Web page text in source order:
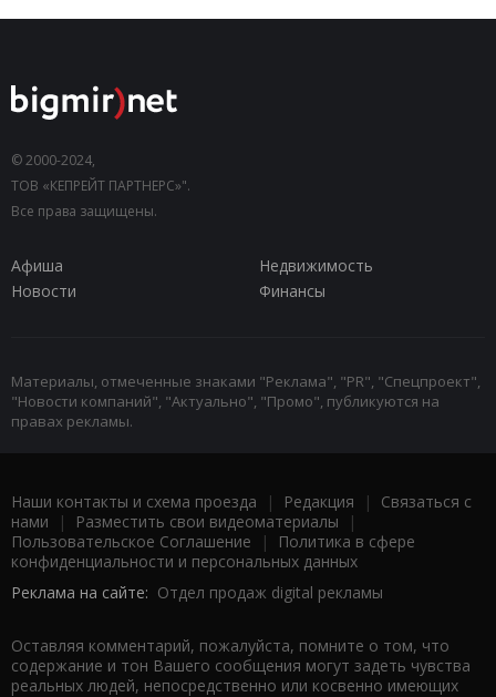
© 2000-2024,
ТОВ «КЕПРЕЙТ ПАРТНЕРС»".
Все права защищены.
Афиша
Недвижимость
Новости
Финансы
Материалы, отмеченные знаками "Реклама", "PR", "Спецпроект",
"Новости компаний", "Актуально", "Промо", публикуются на
правах рекламы.
Наши контакты и схема проезда | Редакция | Связаться с
нами | Разместить свои видеоматериалы |
Пользовательское Соглашение |
Политика в сфере
конфиденциальности и персональных данных
Реклама на сайте: Отдел продаж digital рекламы
Оставляя комментарий, пожалуйста, помните о том, что
содержание и тон Вашего сообщения могут задеть чувства
реальных людей, непосредственно или косвенно имеющих